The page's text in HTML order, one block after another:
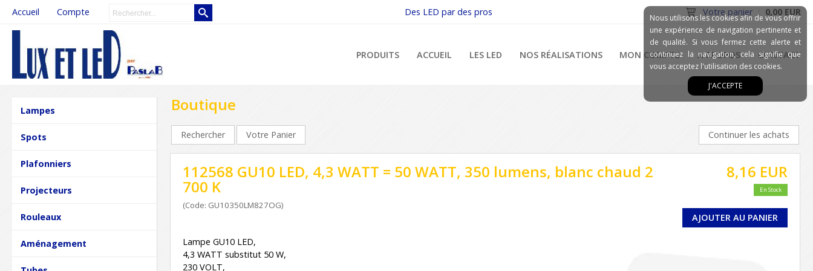
Accueil Compte Votre panier : 0,00 EUR
Des LED par des pros
PRODUITS ACCUEIL LES LED NOS RÉALISATIONS MON COMPTE A PROPOS CONTACT
Lampes
Spots
Plafonniers
Projecteurs
Rouleaux
Aménagement
Boutique
Rechercher Votre Panier Continuer les achats
112568 GU10 LED, 4,3 WATT = 50 WATT, 350 lumens, blanc chaud 2
700 K
(Code: GU10350LM827OG)
8,16 EUR
En Stock
AJOUTER AU PANIER
Lampe GU10 LED,
4,3 WATT substitut 50 W,
230 VOLT,
Nous utilisons les cookies afin de vous offrir
une expérience de navigation pertinente et
de qualité. Si vous fermez cette alerte et
continuez la navigation, cela signifie que
vous acceptez l'utilisation des cookies.
J'ACCEPTE